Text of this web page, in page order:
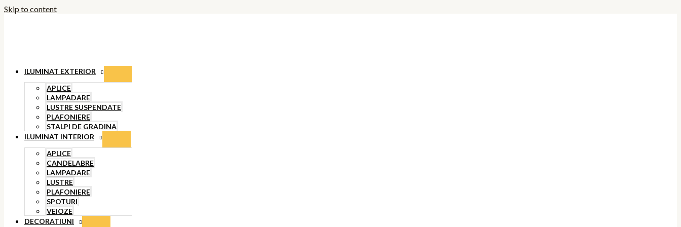
Skip to content
ILUMINAT EXTERIOR
APLICE
LAMPADARE
LUSTRE SUSPENDATE
PLAFONIERE
STALPI DE GRADINA
ILUMINAT INTERIOR
APLICE
CANDELABRE
LAMPADARE
LUSTRE
PLAFONIERE
SPOTURI
VEIOZE
DECORATIUNI